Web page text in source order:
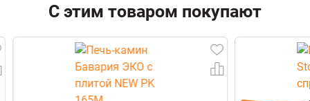
Гарантия
Email
С этим товаром покупают